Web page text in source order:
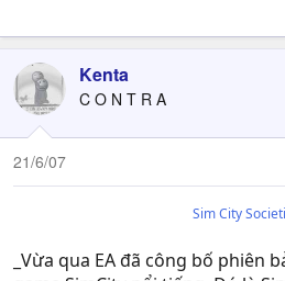
Kenta
C O N T R A
21/6/07
Sim City
_Vừa qua EA đã công bố phiên